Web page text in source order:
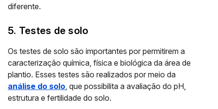
diferente.
5. Testes de solo
Os testes de solo são importantes por permitirem a
caracterização química, física e biológica da área de
plantio. Esses testes são realizados por meio da
análise do solo , que possibilita a avaliação do pH,
estrutura e fertilidade do solo.